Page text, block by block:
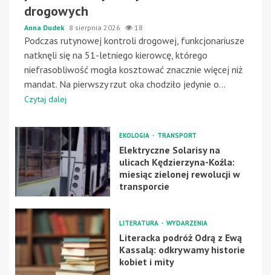
drogowych
Anna Dudek 8 sierpnia 2026 18
Podczas rutynowej kontroli drogowej, funkcjonariusze
natknęli się na 51-letniego kierowcę, którego
niefrasobliwość mogła kosztować znacznie więcej niż
mandat. Na pierwszy rzut oka chodziło jedynie o...
Czytaj dalej
EKOLOGIA TRANSPORT
Elektryczne Solarisy na
ulicach Kędzierzyna-Koźla:
miesiąc zielonej rewolucji w
transporcie
LITERATURA WYDARZENIA
Literacka podróż Odrą z Ewą
Kassalą: odkrywamy historie
kobiet i mity